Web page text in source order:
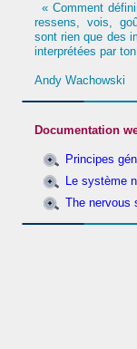
« Comment
ressens, vois,
sont rien que des
interprétées par
Andy Wachowski
Documentation
Principes
Le système
The nervous